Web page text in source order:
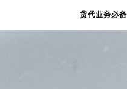
货代业务必备